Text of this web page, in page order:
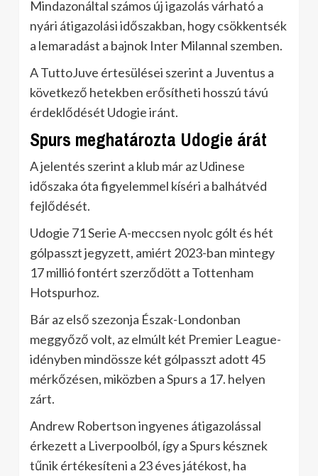
Mindazonáltal számos új igazolás várható a
nyári átigazolási időszakban, hogy csökkentsék
a lemaradást a bajnok Inter Milannal szemben.
A TuttoJuve értesülései szerint a Juventus a
következő hetekben erősítheti hosszú távú
érdeklődését Udogie iránt.
Spurs meghatározta Udogie árát
A jelentés szerint a klub már az Udinese
időszaka óta figyelemmel kíséri a balhátvéd
fejlődését.
Udogie 71 Serie A-meccsen nyolc gólt és hét
gólpasszt jegyzett, amiért 2023-ban mintegy
17 millió fontért szerződött a Tottenham
Hotspurhoz.
Bár az első szezonja Észak-Londonban
meggyőző volt, az elmúlt két Premier League-
idényben mindössze két gólpasszt adott 45
mérkőzésen, miközben a Spurs a 17. helyen
zárt.
Andrew Robertson ingyenes átigazolással
érkezett a Liverpoolból, így a Spurs késznek
tűnik értékesíteni a 23 éves játékost, ha